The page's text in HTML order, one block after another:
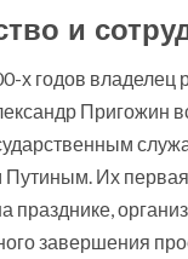
и
х годов владелец
Пригожин
Их первая
празднике,
завершения